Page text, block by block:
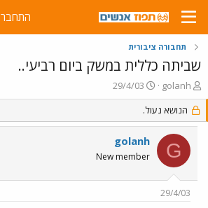
התחבר
תחבורה ציבורית
שביתה כללית במשק ביום רביעי..
פ
ו
ת
ח
נ
golanh
פ
ו
ר
ס
ם
ב
ת
29/4/03
הנושא נעול.
G
golanh
New member
29/4/03